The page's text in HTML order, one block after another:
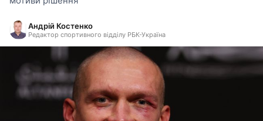
Андрій Костенко
Редактор спортивного відділу РБК-Україна